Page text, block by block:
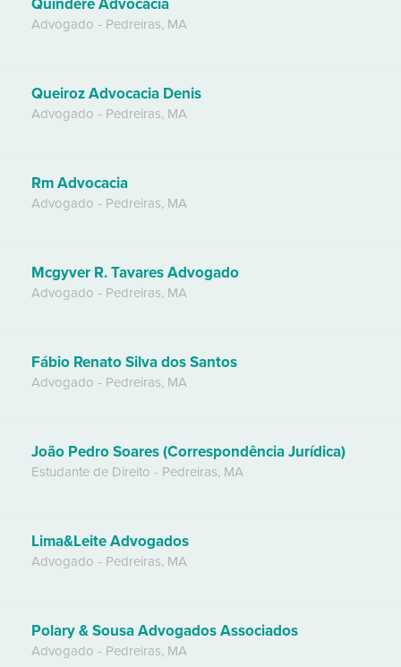
Quindere Advocacia
Advogado - Pedreiras, MA
Queiroz Advocacia Denis
Advogado - Pedreiras, MA
Rm Advocacia
Advogado - Pedreiras, MA
Mcgyver R. Tavares Advogado
Advogado - Pedreiras, MA
Fábio Renato Silva dos Santos
Advogado - Pedreiras, MA
João Pedro Soares (Correspondência Jurídica)
Estudante de Direito - Pedreiras, MA
Lima&Leite Advogados
Advogado - Pedreiras, MA
Polary & Sousa Advogados Associados
Advogado - Pedreiras, MA